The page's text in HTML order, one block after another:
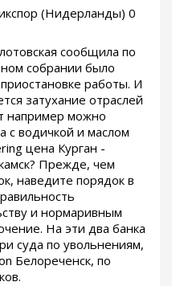
(Нидерланды) 0
сообщила по
собрании было
работы. И
затухание отраслей
например можно
с водичкой и маслом
цена Курган -
Прежде, чем
наведите порядок в
и нормаривным
На эти два банка
суда по увольнениям,
Белореченск, по